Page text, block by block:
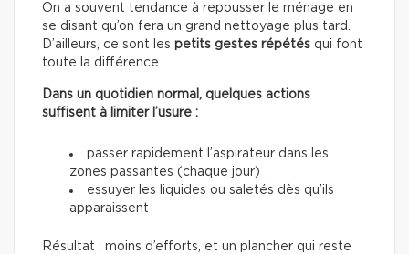
On a souvent tendance à repousser le ménage en
se disant qu’on fera un grand nettoyage plus tard.
D’ailleurs, ce sont les petits gestes répétés qui font
toute la différence.
Dans un quotidien normal, quelques actions
suffisent à limiter l’usure :
passer rapidement l’aspirateur dans les
zones passantes (chaque jour)
essuyer les liquides ou saletés dès qu’ils
apparaissent
Résultat : moins d’efforts, et un plancher qui reste